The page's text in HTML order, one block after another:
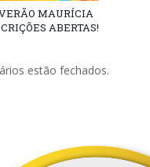
MAURÍCIA
ABERTAS!
estão fechados.